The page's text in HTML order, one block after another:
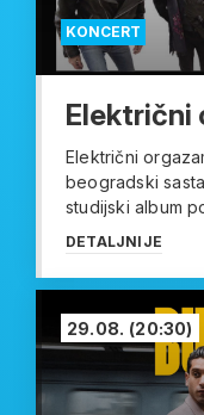
KONCERT
Električni
Električni
beogradski
studijski album
DETALJNIJE
29.08. (20:30)